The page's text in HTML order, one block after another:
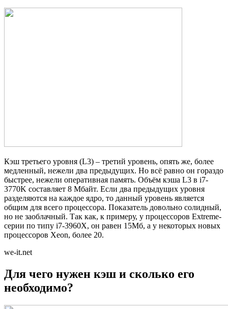
Кэш третьего уровня (L3) – третий уровень, опять же, более
медленный, нежели два предыдущих. Но всё равно он гораздо
быстрее, нежели оперативная память. Объём кэша L3 в i7-
3770K составляет 8 Мбайт. Если два предыдущих уровня
разделяются на каждое ядро, то данный уровень является
общим для всего процессора. Показатель довольно солидный,
но не заоблачный. Так как, к примеру, у процессоров Extreme-
серии по типу i7-3960X, он равен 15Мб, а у некоторых новых
процессоров Xeon, более 20.
we-it.net
Для чего нужен кэш и сколько его
необходимо?